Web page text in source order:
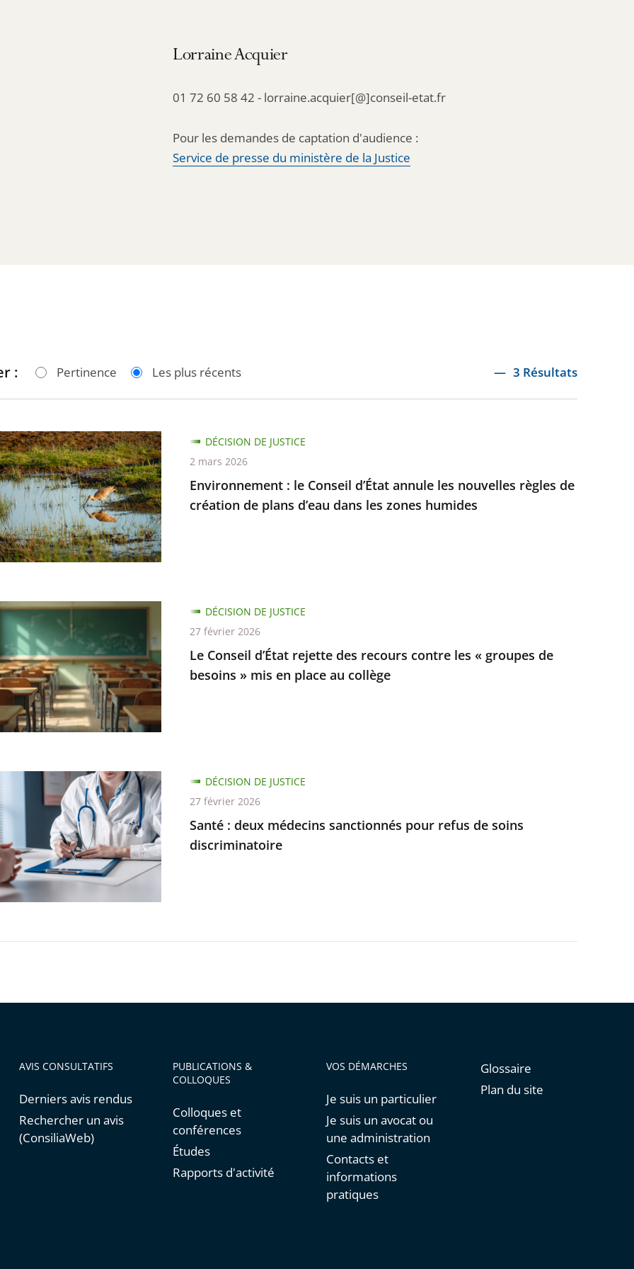
Lorraine Acquier
01 72 60 58 42 - lorraine.acquier[@]conseil-etat.fr
Pour les demandes de captation d'audience :
Service de presse du ministère de la Justice
: Pertinence Les plus récents 3 Résultats
Environnement : le Conseil d’État annule les nouvelles règles de
création de plans d’eau dans les zones humides
DÉCISION DE JUSTICE
2 mars 2026
Le Conseil d’État rejette des recours contre les « groupes de
besoins » mis en place au collège
DÉCISION DE JUSTICE
27 février 2026
Santé : deux médecins sanctionnés pour refus de soins
discriminatoire
DÉCISION DE JUSTICE
27 février 2026
AVIS CONSULTATIFS
Derniers avis rendus
Rechercher un avis
(ConsiliaWeb)
PUBLICATIONS &
COLLOQUES
Colloques et
conférences
Études
Rapports d'activité
VOS DÉMARCHES
Je suis un particulier
Je suis un avocat ou
une administration
Contacts et
informations
pratiques
Glossaire
Plan du site